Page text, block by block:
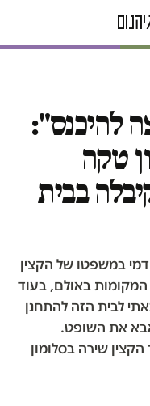
להיכנס":
טקה
בבית
במשפטו של הקצין
באולם, בעוד
לבית הזה להתחנן
את השופט.
שירה בסלומון